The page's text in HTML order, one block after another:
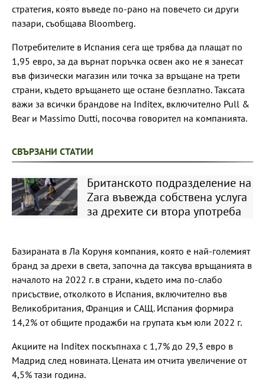
стратегия, която въведе по-рано на повечето си други
пазари, съобщава Bloomberg.
Потребителите в Испания сега ще трябва да плащат по
1,95 евро, за да върнат поръчка освен ако не я занесат
във физически магазин или точка за връщане на трети
страни, където връщането ще остане безплатно. Таксата
важи за всички брандове на Inditex, включително Pull &
Bear и Massimo Dutti, посочва говорител на компанията.
СВЪРЗАНИ СТАТИИ
Британското подразделение на
Zara въвежда собствена услуга
за дрехите си втора употреба
Базираната в Ла Коруня компания, която е най-големият
бранд за дрехи в света, започна да таксува връщанията в
началото на 2022 г. в страни, където има по-слабо
присъствие, отколкото в Испания, включително във
Великобритания, Франция и САЩ. Испания формира
14,2% от общите продажби на групата към юли 2022 г.
Акциите на Inditex поскъпнаха с 1,7% до 29,3 евро в
Мадрид след новината. Цената им отчита увеличение от
4,5% тази година.